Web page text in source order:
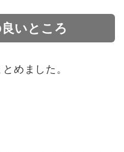
いところ
めました。